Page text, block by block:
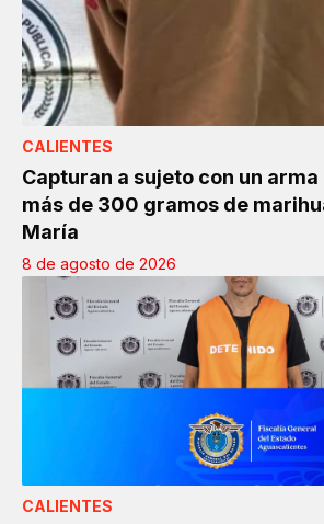
CALIENTES
Capturan a sujeto con un
más de 300 gramos de
María
8 de agosto de 2026
CALIENTES